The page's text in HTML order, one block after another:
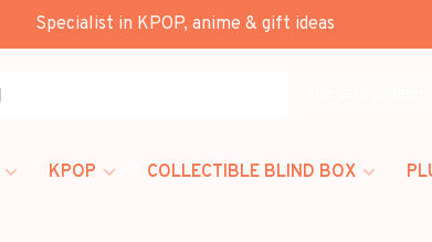
Specialist in KPOP, anime & gift ideas
KPOP COLLECTIBLE BLIND BOX